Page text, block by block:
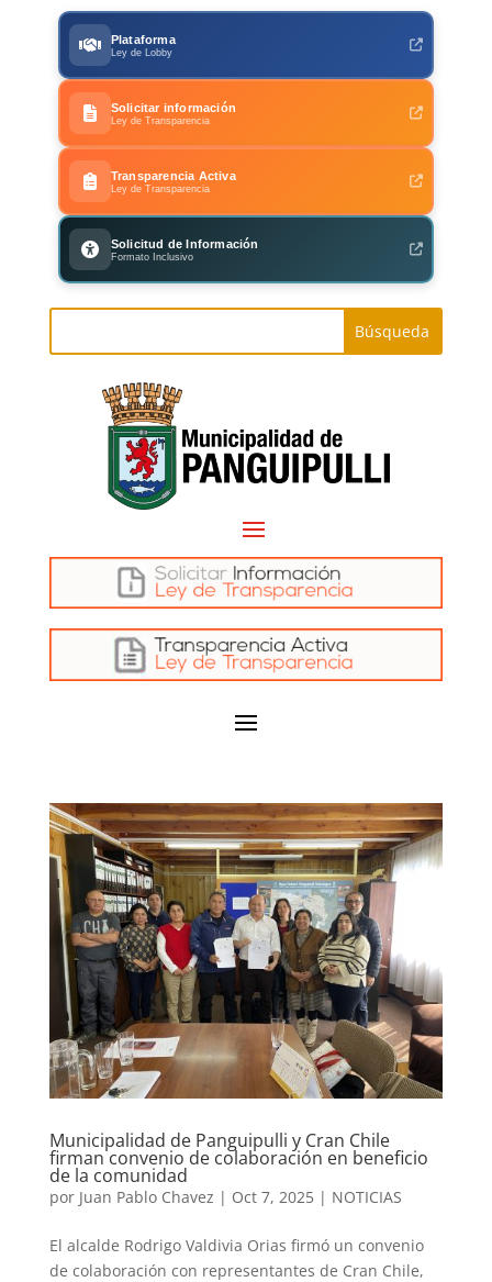
Plataforma
Ley de Lobby
Solicitar información
Ley de Transparencia
Transparencia Activa
Ley de Transparencia
Solicitud de Información
Formato Inclusivo
Municipalidad de Panguipulli y Cran Chile
firman convenio de colaboración en beneficio
de la comunidad
por Juan Pablo Chavez | Oct 7, 2025| NOTICIAS
El alcalde Rodrigo Valdivia Orias firmó un convenio
de colaboración con representantes de Cran Chile,